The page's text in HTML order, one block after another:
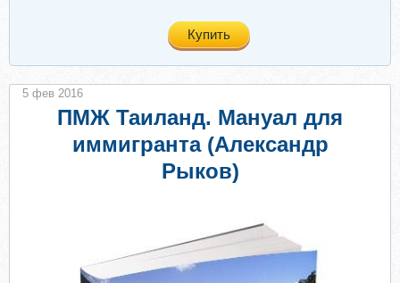
Купить
ПМЖ Таиланд. Мануал для
иммигранта (Александр
Рыков)
5 фев 2016